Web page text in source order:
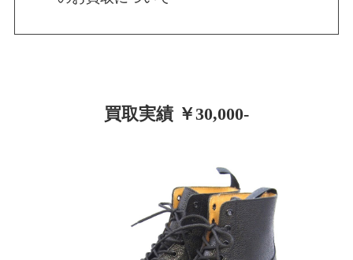
買取実績 ￥30,000-